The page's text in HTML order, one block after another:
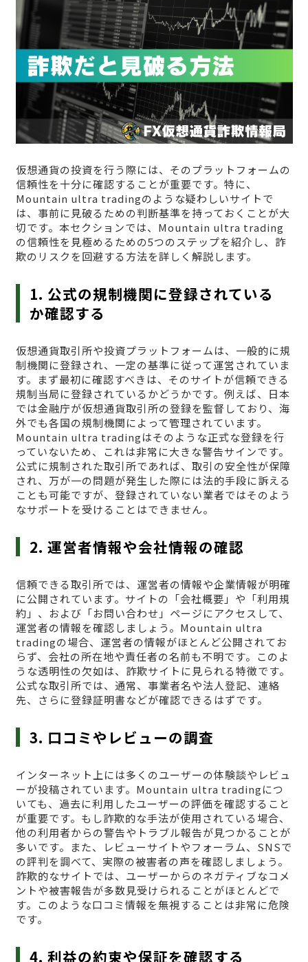
仮想通貨の投資を行う際には、そのプラットフォームの
信頼性を十分に確認することが重要です。特に、
Mountain ultra tradingのような疑わしいサイトで
は、事前に見破るための判断基準を持っておくことが大
切です。本セクションでは、Mountain ultra trading
の信頼性を見極めるための5つのステップを紹介し、詐
欺のリスクを回避する方法を詳しく解説します。
1. 公式の規制機関に登録されている
か確認する
仮想通貨取引所や投資プラットフォームは、一般的に規
制機関に登録され、一定の基準に従って運営されていま
す。まず最初に確認すべきは、そのサイトが信頼できる
規制当局に登録されているかどうかです。例えば、日本
では金融庁が仮想通貨取引所の登録を監督しており、海
外でも各国の規制機関によって管理されています。
Mountain ultra tradingはそのような正式な登録を行
っていないため、これは非常に大きな警告サインです。
公式に規制された取引所であれば、取引の安全性が保障
され、万が一の問題が発生した際には法的手段に訴える
ことも可能ですが、登録されていない業者ではそのよう
なサポートを受けることはできません。
2. 運営者情報や会社情報の確認
信頼できる取引所では、運営者の情報や企業情報が明確
に公開されています。サイトの「会社概要」や「利用規
約」、および「お問い合わせ」ページにアクセスして、
運営者の情報を確認しましょう。Mountain ultra
tradingの場合、運営者の情報がほとんど公開されてお
らず、会社の所在地や責任者の名前も不明です。このよ
うな透明性の欠如は、詐欺サイトに見られる特徴です。
公式な取引所では、通常、事業者名や法人登記、連絡
先、さらに登録証明書などが確認できるはずです。
3. 口コミやレビューの調査
インターネット上には多くのユーザーの体験談やレビュ
ーが投稿されています。Mountain ultra tradingにつ
いても、過去に利用したユーザーの評価を確認すること
が重要です。もし詐欺的な手法が使用されている場合、
他の利用者からの警告やトラブル報告が見つかることが
多いです。また、レビューサイトやフォーラム、SNSで
の評判を調べて、実際の被害者の声を確認しましょう。
詐欺的なサイトでは、ユーザーからのネガティブなコメ
ントや被害報告が多数見受けられることがほとんどで
す。このような口コミ情報を無視することは非常に危険
です。
4. 利益の約束や保証を確認する